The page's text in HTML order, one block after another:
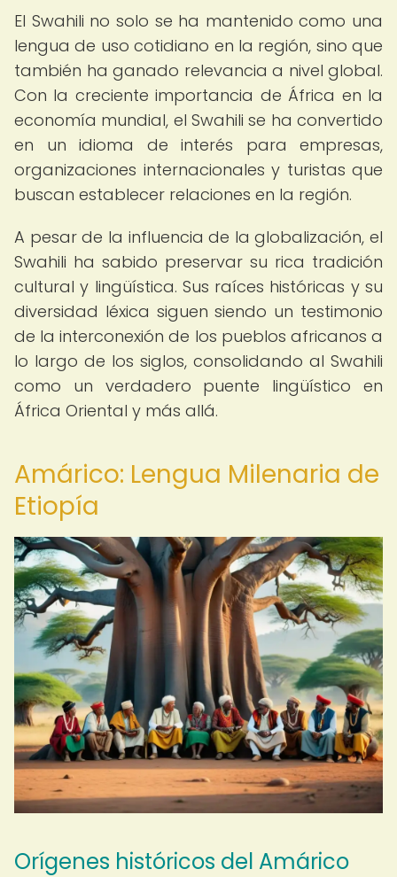
El Swahili no solo se ha mantenido como una
lengua de uso cotidiano en la región, sino que
también ha ganado relevancia a nivel global.
Con la creciente importancia de África en la
economía mundial, el Swahili se ha convertido
en un idioma de interés para empresas,
organizaciones internacionales y turistas que
buscan establecer relaciones en la región.
A pesar de la influencia de la globalización, el
Swahili ha sabido preservar su rica tradición
cultural y lingüística. Sus raíces históricas y su
diversidad léxica siguen siendo un testimonio
de la interconexión de los pueblos africanos a
lo largo de los siglos, consolidando al Swahili
como un verdadero puente lingüístico en
África Oriental y más allá.
Amárico: Lengua Milenaria de
Etiopía
Orígenes históricos del Amárico